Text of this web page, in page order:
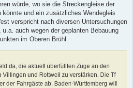
würde, wo sie die Streckengleise der
könnte und ein zusätzliches Wendegleis
verspricht nach diversen Untersuchungen
auch wegen der geplanten Bebauung
im Oberen Brühl.
da, die aktuell überfüllten Züge an den
Villingen und Rottweil zu verstärken. Die Tf
der Fahrgäste ab. Baden-Württemberg will